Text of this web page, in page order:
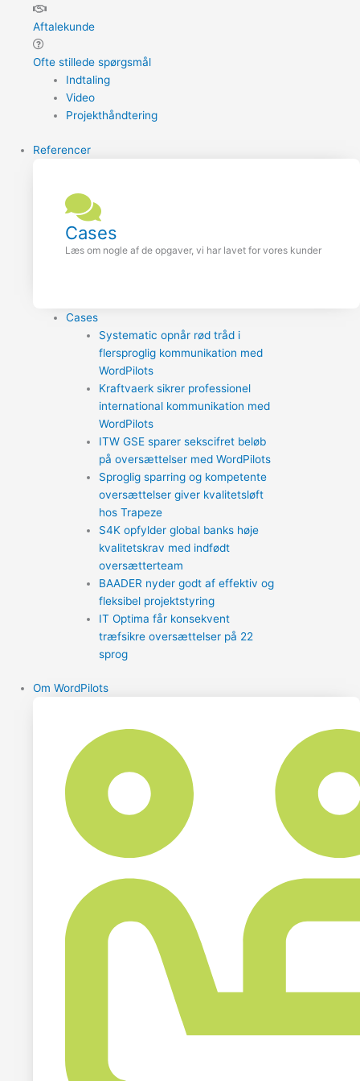
Aftalekunde
Ofte stillede spørgsmål
Indtaling
Video
Projekthåndtering
Referencer
Cases
Læs om nogle af de opgaver, vi har lavet for vores kunder
Cases
Systematic opnår rød tråd i
flersproglig kommunikation med
WordPilots
Kraftvaerk sikrer professionel
international kommunikation med
WordPilots
ITW GSE sparer sekscifret beløb
på oversættelser med WordPilots
Sproglig sparring og kompetente
oversættelser giver kvalitetsløft
hos Trapeze
S4K opfylder global banks høje
kvalitetskrav med indfødt
oversætterteam
BAADER nyder godt af effektiv og
fleksibel projektstyring
IT Optima får konsekvent
træfsikre oversættelser på 22
sprog
Om WordPilots